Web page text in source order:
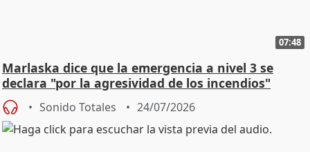
07:48
Marlaska dice que la emergencia a nivel 3 se
declara "por la agresividad de los incendios"
Sonido Totales 24/07/2026